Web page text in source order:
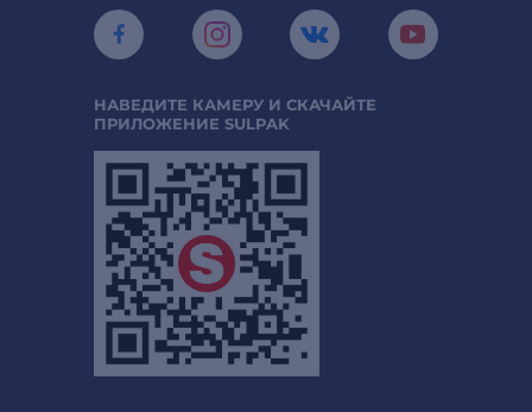
НАВЕДИТЕ КАМЕРУ И СКАЧАЙТЕ
ПРИЛОЖЕНИЕ SULPAK